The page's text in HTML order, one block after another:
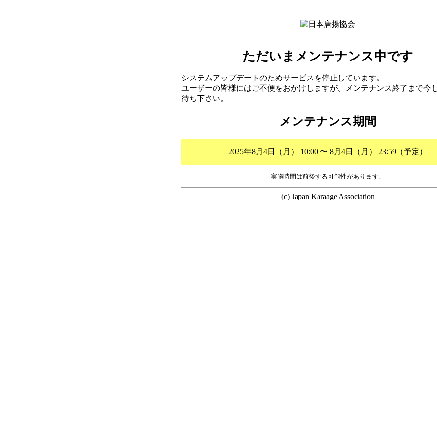
ただいまメンテナンス中です
システムアップデートのためサービスを停止しています。
ユーザーの皆様にはご不便をおかけしますが、メンテナンス終了まで今
待ち下さい。
メンテナンス期間
2025年8月4日（月） 10:00 〜 8月4日（月） 23:59（予定）
実施時間は前後する可能性があります。
(c) Japan Karaage Association